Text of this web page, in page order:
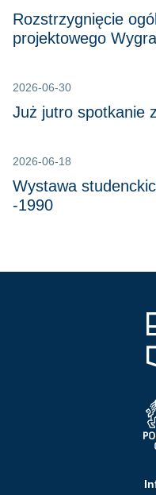
Rozstrzygnięcie
projektowego
2026-06-30
Już jutro spotkanie
2026-06-18
Wystawa
-1990